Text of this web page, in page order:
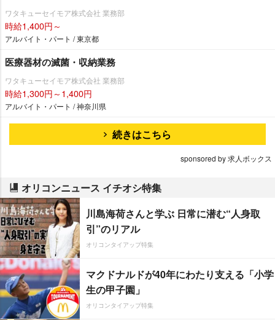
ワタキューセイモア株式会社 業務部
時給1,400円～
アルバイト・パート / 東京都
医療器材の滅菌・収納業務
ワタキューセイモア株式会社 業務部
時給1,300円～1,400円
アルバイト・パート / 神奈川県
続きはこちら
sponsored by 求人ボックス
オリコンニュース イチオシ特集
川島海荷さんと学ぶ 日常に潜む“人身取
引”のリアル
オリコンタイアップ特集
マクドナルドが40年にわたり支える「小学
生の甲子園」
オリコンタイアップ特集